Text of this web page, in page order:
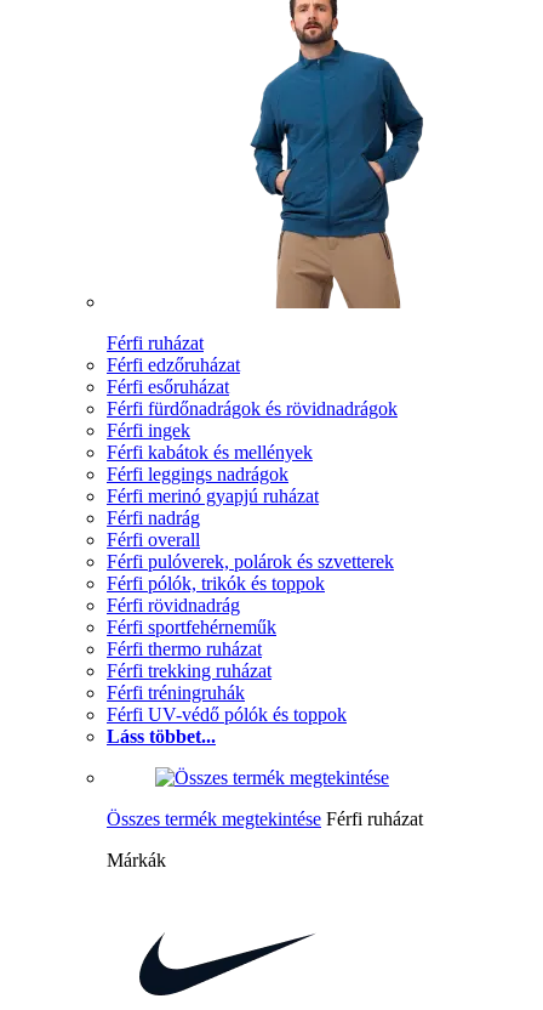
Férfi ruházat
Férfi edzőruházat
Férfi esőruházat
Férfi fürdőnadrágok és rövidnadrágok
Férfi ingek
Férfi kabátok és mellények
Férfi leggings nadrágok
Férfi merinó gyapjú ruházat
Férfi nadrág
Férfi overall
Férfi pulóverek, polárok és szvetterek
Férfi pólók, trikók és toppok
Férfi rövidnadrág
Férfi sportfehérneműk
Férfi thermo ruházat
Férfi trekking ruházat
Férfi tréningruhák
Férfi UV-védő pólók és toppok
Láss többet...
Összes termék megtekintése Férfi ruházat
Márkák